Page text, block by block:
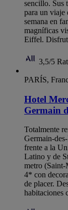
sencillo. Sus
para un viaje
semana en
magníficas
Eiffel.
3,5/5
PARÍS,
Hotel
Germain
Totalmente
Germain-
frente a la
Latino y de
metro
4* con
de placer.
habitaciones